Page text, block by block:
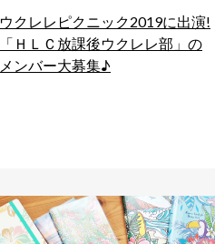
ウクレレピクニック2019に出演!
「ＨＬＣ放課後ウクレレ部」の
メンバー大募集♪